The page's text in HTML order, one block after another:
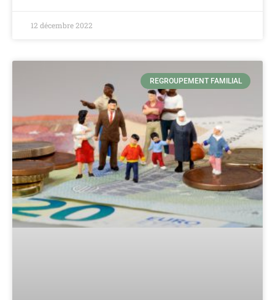
12 décembre 2022
REGROUPEMENT FAMILIAL